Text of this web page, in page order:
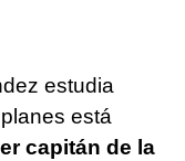
estudia
está
capitán de la